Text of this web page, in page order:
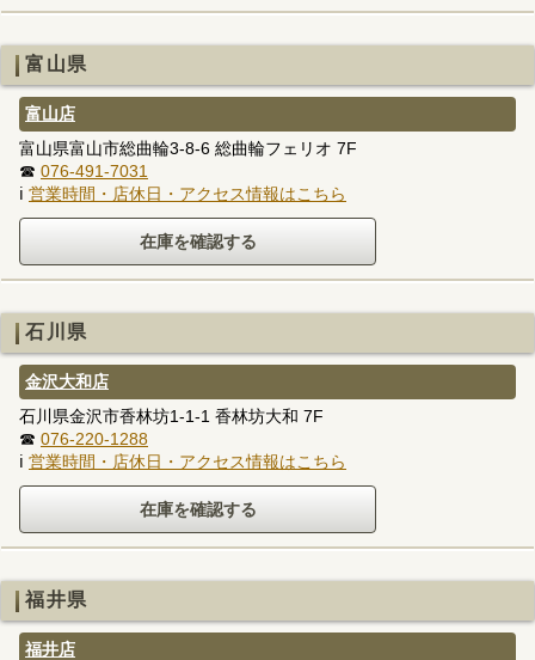
富山県
富山店
富山県富山市総曲輪3-8-6 総曲輪フェリオ 7F
☎ 076-491-7031
ℹ 営業時間・店休日・アクセス情報はこちら
石川県
金沢大和店
石川県金沢市香林坊1-1-1 香林坊大和 7F
☎ 076-220-1288
ℹ 営業時間・店休日・アクセス情報はこちら
福井県
福井店